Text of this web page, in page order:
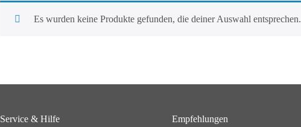
Es wurden keine Produkte gefunden, die deiner Auswahl entsprechen.
Service & Hilfe
Empfehlungen